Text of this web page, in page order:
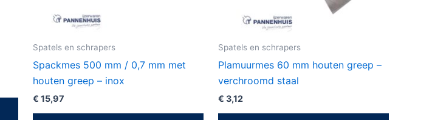
Spatels en schrapers
Spackmes 500 mm / 0,7 mm met
houten greep – inox
€ 15,97
Spatels en schrapers
Plamuurmes 60 mm houten greep –
verchroomd staal
€ 3,12